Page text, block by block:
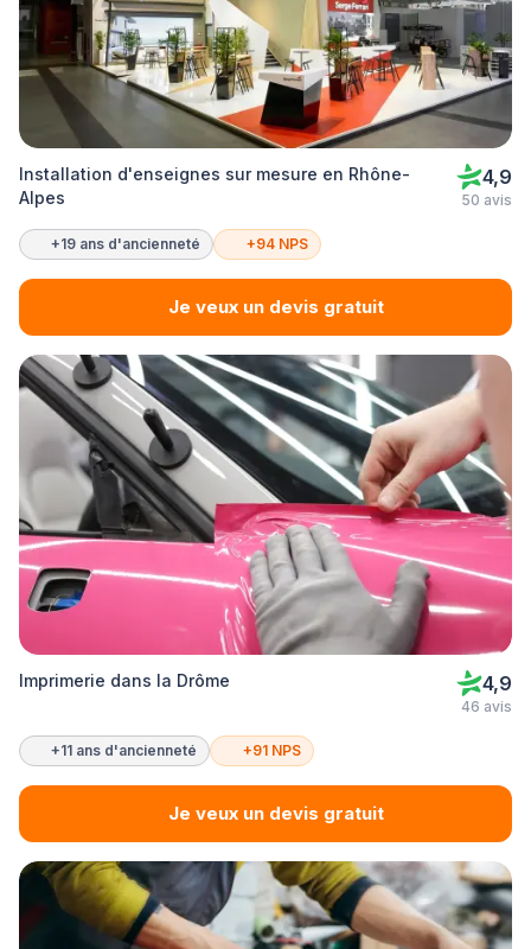
Installation d'enseignes sur mesure en Rhône-
Alpes
4,9
50 avis
+19 ans d'ancienneté +94 NPS
Je veux un devis gratuit
Imprimerie dans la Drôme 4,9
46 avis
+11 ans d'ancienneté +91 NPS
Je veux un devis gratuit